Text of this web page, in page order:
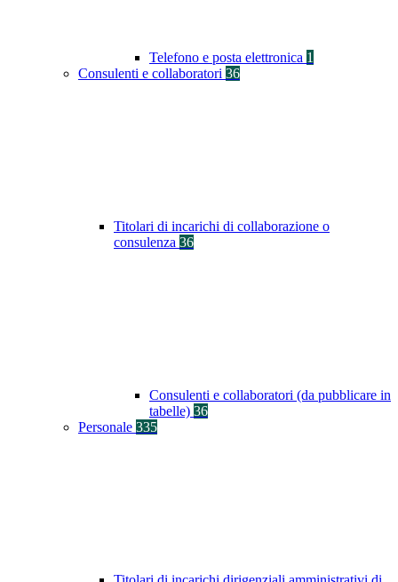
Telefono e posta elettronica 1
Consulenti e collaboratori 36
Titolari di incarichi di collaborazione o
consulenza 36
Consulenti e collaboratori (da pubblicare in
tabelle) 36
Personale 335